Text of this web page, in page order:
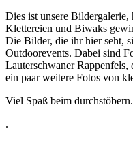
Dies ist unsere
Klettereien und Biwaks
Die Bilder, die ihr hier seht,
Outdoorevents. Dabei sind
Lauterschwaner
ein paar weitere Fotos von
Viel Spaß beim durchstöbern.
.